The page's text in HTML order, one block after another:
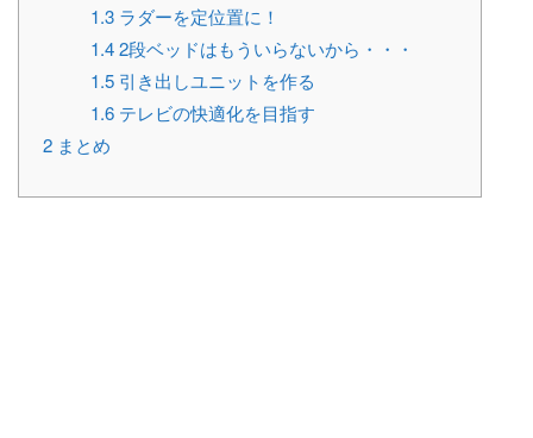
1.3 ラダーを定位置に！
1.42段ベッドはもういらないから・・・
1.5 引き出しユニットを作る
1.6 テレビの快適化を目指す
2 まとめ